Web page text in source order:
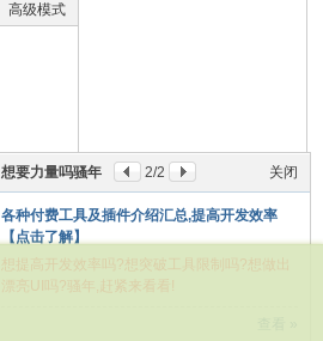
高级模式
本版积分规则关闭
想要力量吗骚年 2/2
各种付费工具及插件介绍汇总,提高开发效率
【点击了解】
想提高开发效率吗?想突破工具限制吗?想做出
漂亮UI吗?骚年,赶紧来看看!
老冷论坛 (闽ICP备20013040号-2 ) 网站地图
GMT+8, 2026-8-8 05:04